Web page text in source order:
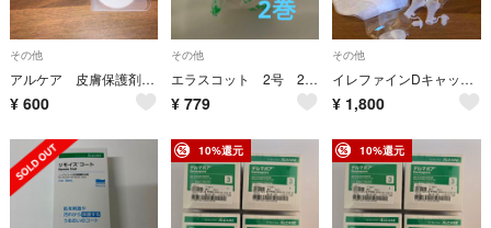
その他
アルケア 皮膚保護剤 ソフトウエハー セット
¥ 600
その他
エラスコット 2号 2巻 アルケア 綿100% 弾力包帯 箱無し
¥ 779
その他
イレファインDキャップ 7枚セット
¥ 1,800
10%還元 10%還元